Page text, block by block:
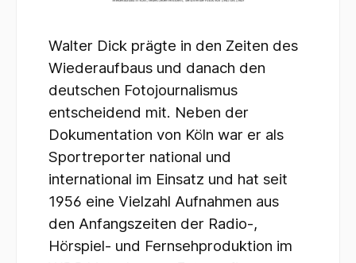
Walter Dick prägte in den Zeiten des
Wiederaufbaus und danach den
deutschen Fotojournalismus
entscheidend mit. Neben der
Dokumentation von Köln war er als
Sportreporter national und
international im Einsatz und hat seit
1956 eine Vielzahl Aufnahmen aus
den Anfangszeiten der Radio-,
Hörspiel- und Fernsehproduktion im